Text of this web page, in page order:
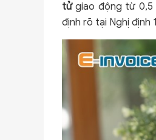
tửgiao động từ 0,5
định rõ tại Nghị định